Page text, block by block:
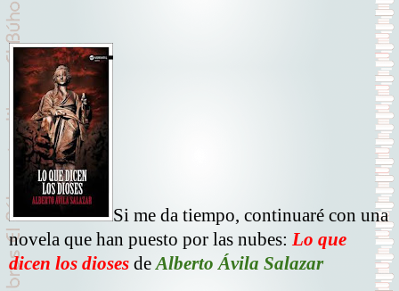
Si me da tiempo, continuaré con una
novela que han puesto por las nubes: Lo que
dicen los dioses deAlberto Ávila Salazar